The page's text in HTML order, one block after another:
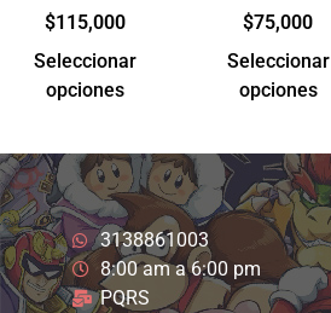
$115,000
Seleccionar
opciones
$75,000
Seleccionar
opciones
3138861003
8:00 am a 6:00 pm
PQRS